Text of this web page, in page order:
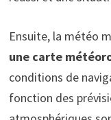
Ensuite, la météo
une carte
conditions de
fonction des